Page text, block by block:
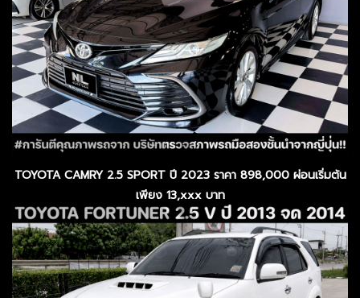
TOYOTA CAMRY 2.5 SPORT ปี 2023 ราคา 898,000 ผ่อนเริ่มต้น
เพียง 13,xxx บาท